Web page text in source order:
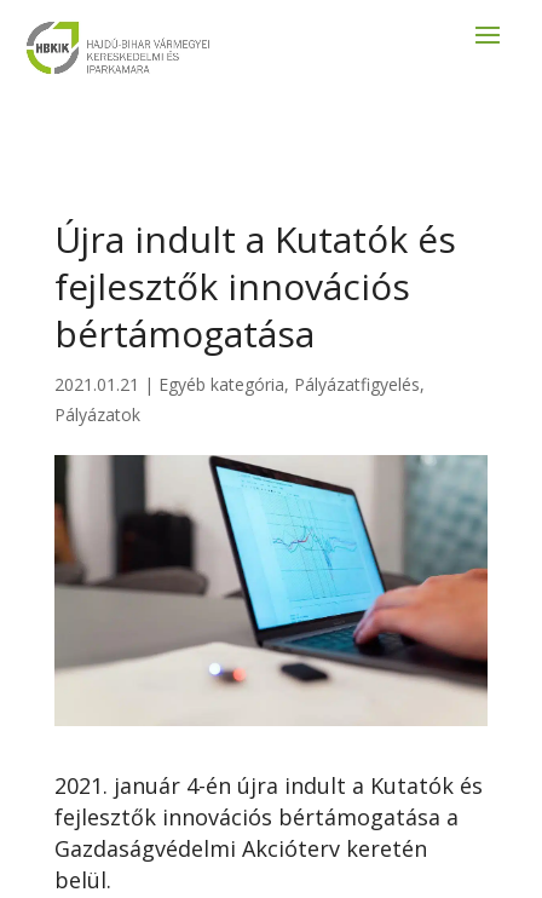
Újra indult a Kutatók és
fejlesztők innovációs
bértámogatása
2021.01.21 | Egyéb kategória, Pályázatfigyelés,
Pályázatok
2021. január 4-én újra indult a Kutatók és
fejlesztők innovációs bértámogatása a
Gazdaságvédelmi Akcióterv keretén
belül.